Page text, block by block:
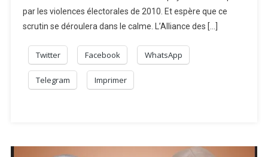
par les violences électorales de 2010. Et espère que ce
scrutin se déroulera dans le calme. L’Alliance des […]
Twitter Facebook WhatsApp
Telegram Imprimer